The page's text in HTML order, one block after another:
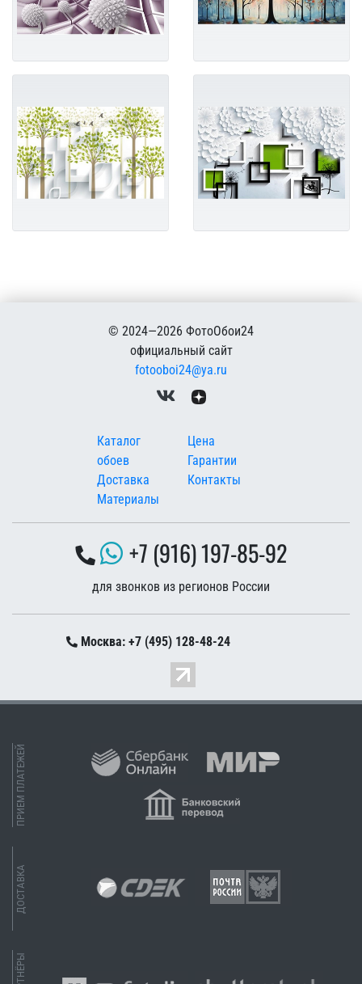
© 2024—2026 ФотоОбои24
официальный сайт
fotooboi24@ya.ru
Меню в подвале
Каталог
обоев
Доставка
Материалы
Цена
Гарантии
Контакты
+7 (916) 197-85-92
для звонков из регионов России
Москва: +7 (495) 128-48-24
ПРИЕМ ПЛАТЕЖЕЙ
ДОСТАВКА